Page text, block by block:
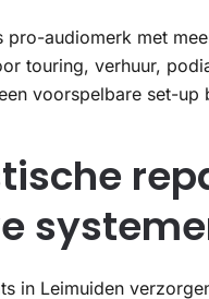
pro-audiomerk met
touring, verhuur,
voorspelbare set-up
in Leimuiden